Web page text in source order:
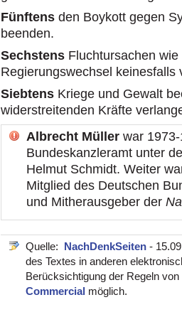
Fünftens den Boykott gegen
beenden.
Sechstens Fluchtursachen
Regierungswechsel keinesfalls
Siebtens Kriege und Gewalt
widerstreitenden Kräfte
Albrecht Müller war
Bundeskanzleramt unter
Helmut Schmidt. Weiter
Mitglied des Deutschen
und Mitherausgeber der
Quelle: NachDenkSeiten -
des Textes in anderen
Berücksichtigung der Regeln von
Commercial möglich.